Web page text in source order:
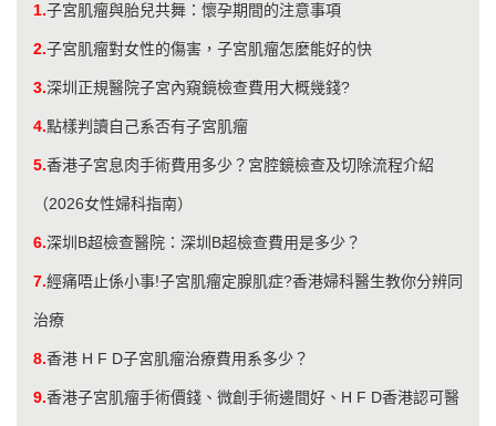
1.子宮肌瘤與胎兒共舞：懷孕期間的注意事項
2.子宮肌瘤對女性的傷害，子宮肌瘤怎麼能好的快
3.深圳正規醫院子宮內窺鏡檢查費用大概幾錢?
4.點樣判讀自己系否有子宮肌瘤
5.香港子宮息肉手術費用多少？宮腔鏡檢查及切除流程介紹
（2026女性婦科指南）
6.深圳B超檢查醫院：深圳B超檢查費用是多少？
7.經痛唔止係小事!子宮肌瘤定腺肌症?香港婦科醫生教你分辨同
治療
8.香港 H F D子宮肌瘤治療費用系多少？
9.香港子宮肌瘤手術價錢、微創手術邊間好、H F D香港認可醫